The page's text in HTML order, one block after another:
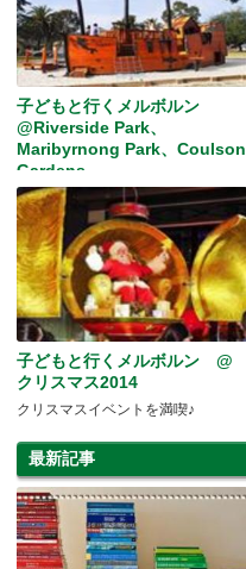
子どもと行くメルボルン
@Riverside Park、
Maribyrnong Park、Coulson
Gardens
プレイグランドめぐりへ✩
子どもと行くメルボルン @
クリスマス2014
クリスマスイベントを満喫♪
最新記事